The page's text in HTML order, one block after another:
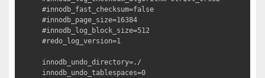
#innodb_fast_checksum=false
#innodb_page_size=16384
#innodb_log_block_size=512
#redo_log_version=1
innodb_undo_directory=./
innodb_undo_tablespaces=0